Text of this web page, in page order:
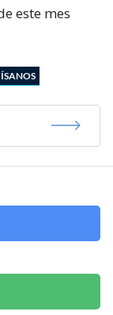
este mes